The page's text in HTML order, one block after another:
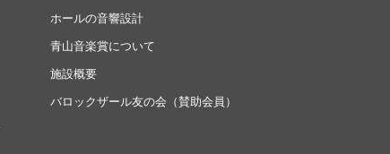
ホールの音響設計
青山音楽賞について
施設概要
バロックザール友の会（賛助会員）